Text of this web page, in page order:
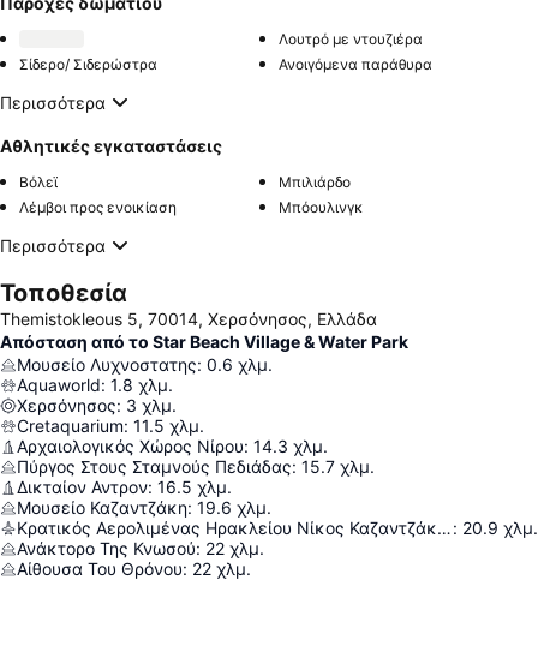
Λουτρό με ντουζιέρα
Σίδερο/ Σιδερώστρα
Ανοιγόμενα παράθυρα
Περισσότερα
Αθλητικές εγκαταστάσεις
Βόλεϊ
Μπιλιάρδο
Λέμβοι προς ενοικίαση
Μπόουλινγκ
Περισσότερα
Τοποθεσία
Themistokleous 5, 70014, Χερσόνησος, Ελλάδα
Απόσταση από το Star Beach Village & Water Park
Μουσείο Λυχνοστατης: 0.6 χλμ.
Aquaworld: 1.8 χλμ.
Χερσόνησος: 3 χλμ.
Cretaquarium: 11.5 χλμ.
Αρχαιολογικός Χώρος Νίρου: 14.3 χλμ.
Πύργος Στους Σταμνούς Πεδιάδας: 15.7 χλμ.
Δικταίον Αντρον: 16.5 χλμ.
Μουσείο Καζαντζάκη: 19.6 χλμ.
Κρατικός Αερολιμένας Ηρακλείου Νίκος Καζαντζάκης: 20.9 χλμ.
Ανάκτορο Της Κνωσού: 22 χλμ.
Αίθουσα Του Θρόνου: 22 χλμ.